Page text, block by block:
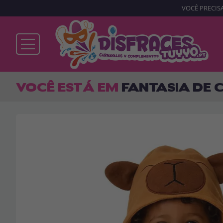
Já sou cliente
VOCÊ
VOCÊ ESTÁ EM FANTASIA DE